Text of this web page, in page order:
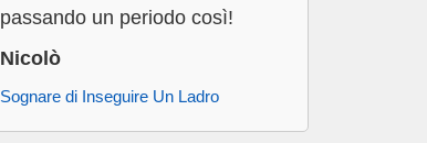
passando un periodo così!
Nicolò
Sognare di Inseguire Un Ladro